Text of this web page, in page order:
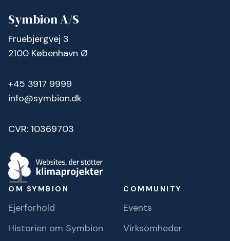
Symbion A/S
Fruebjergvej 3
2100 København Ø
+45 3917 9999
info@symbion.dk
CVR: 10369703
OM SYMBION
Ejerforhold
Historien om Symbion
COMMUNITY
Events
Virksomheder